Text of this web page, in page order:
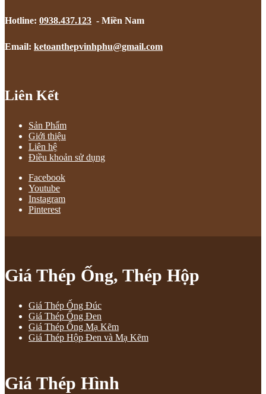
Hotline: 0938.437.123 - Miền Nam
Email: ketoanthepvinhphu@gmail.com
Liên Kết
Sản Phẩm
Giới thiệu
Liên hệ
Điều khoản sử dụng
Facebook
Youtube
Instagram
Pinterest
Giá Thép Ống, Thép Hộp
Giá Thép Ống Đúc
Giá Thép Ống Đen
Giá Thép Ống Mạ Kẽm
Giá Thép Hộp Đen và Mạ Kẽm
Giá Thép Hình